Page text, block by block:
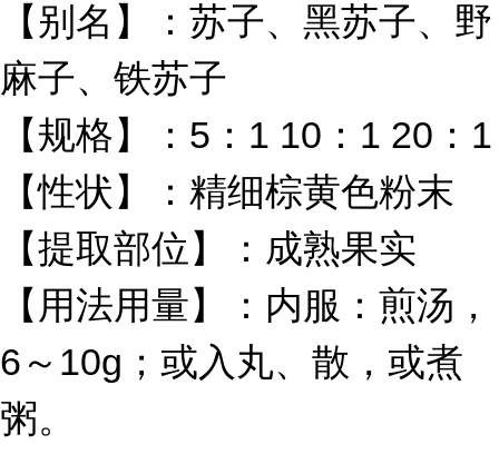
【别名】：苏子、黑苏子、野
麻子、铁苏子
【规格】： 5 ： 1 10 ： 1 20 ： 1
【性状】：精细棕黄色粉末
【提取部位】：成熟果实
【用法用量】：内服：煎汤，
6 ～ 10g ；或入丸、散，或煮
粥。